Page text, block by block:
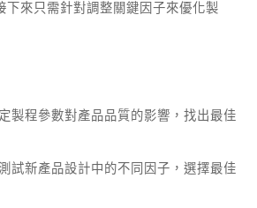
下來只需針對調整關鍵因子來優化製
製程參數對產品品質的影響，找出最佳
試新產品設計中的不同因子，選擇最佳